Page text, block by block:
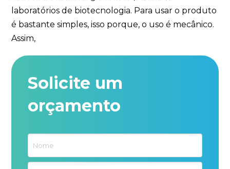
laboratórios de biotecnologia. Para usar o produto
é bastante simples, isso porque, o uso é mecânico.
Assim,
Solicite um
orçamento